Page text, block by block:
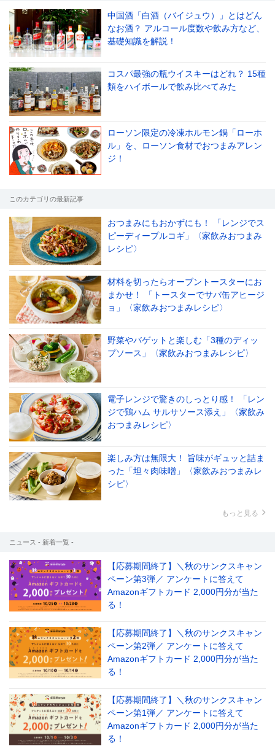
中国酒「白酒（バイジュウ）」とはどん
なお酒？ アルコール度数や飲み方など、
基礎知識を解説！
コスパ最強の瓶ウイスキーはどれ？ 15種
類をハイボールで飲み比べてみた
ローソン限定の冷凍ホルモン鍋「ローホ
ル」を、ローソン食材でおつまみアレン
ジ！
このカテゴリの最新記事
おつまみにもおかずにも！ 「レンジでス
ピーディープルコギ」〈家飲みおつまみ
レシピ〉
材料を切ったらオーブントースターにお
まかせ！ 「トースターでサバ缶アヒージ
ョ」〈家飲みおつまみレシピ〉
野菜やバゲットと楽しむ「3種のディッ
プソース」〈家飲みおつまみレシピ〉
電子レンジで驚きのしっとり感！ 「レン
ジで鶏ハム サルサソース添え」〈家飲み
おつまみレシピ〉
楽しみ方は無限大！ 旨味がギュッと詰ま
った「坦々肉味噌」〈家飲みおつまみレ
シピ〉
もっと見る
ニュース - 新着一覧 -
【応募期間終了】＼秋のサンクスキャン
ペーン第3弾／ アンケートに答えて
Amazonギフトカード 2,000円分が当た
る！
【応募期間終了】＼秋のサンクスキャン
ペーン第2弾／ アンケートに答えて
Amazonギフトカード 2,000円分が当た
る！
【応募期間終了】＼秋のサンクスキャン
ペーン第1弾／ アンケートに答えて
Amazonギフトカード 2,000円分が当た
る！